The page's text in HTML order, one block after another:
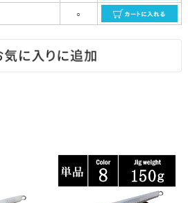
○